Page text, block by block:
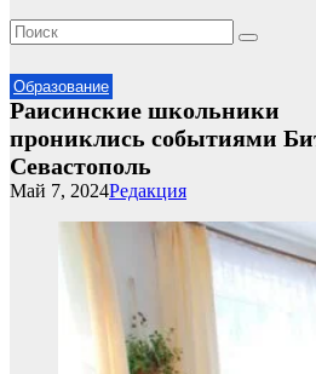
Образование
Раисинские школьники
прониклись событиями
Севастополь
Редакция
Май 7, 2024